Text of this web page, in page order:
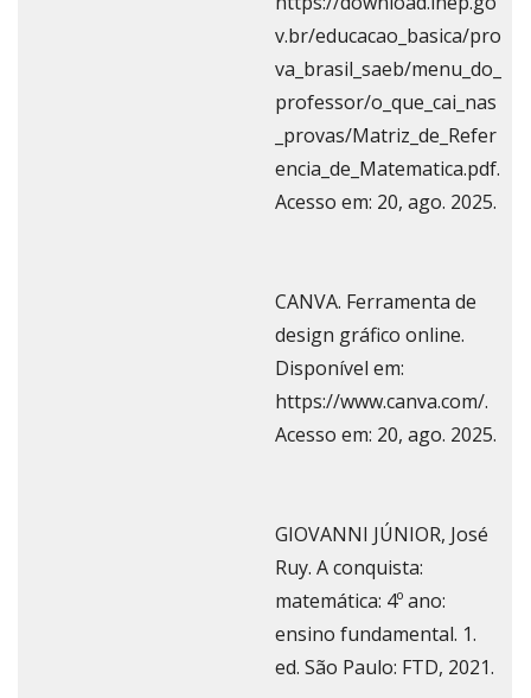
v.br/educacao_basica/pro
va_brasil_saeb/menu_do_
professor/o_que_cai_nas
_provas/Matriz_de_Refer
encia_de_Matematica.pdf.
Acesso em: 20, ago. 2025.
CANVA. Ferramenta de
design gráfico online.
Disponível em:
https://www.canva.com/.
Acesso em: 20, ago. 2025.
GIOVANNI JÚNIOR, José
Ruy. A conquista:
matemática: 4º ano:
ensino fundamental. 1.
ed. São Paulo: FTD, 2021.